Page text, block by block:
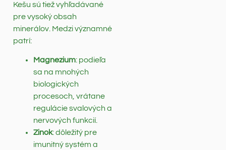
Kešu sú tiež vyhľadávané
pre vysoký obsah
minerálov. Medzi významné
patrí:
Magnezium: podieľa
sa na mnohých
biologických
procesoch, vrátane
regulácie svalových a
nervových funkcií.
Zinok: dôležitý pre
imunitný systém a